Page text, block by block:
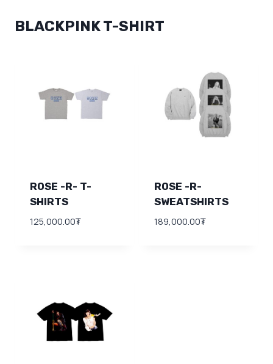
BLACKPINK T-SHIRT
ROSE -R- T-
SHIRTS
125,000.00₮
ROSE -R-
SWEATSHIRTS
189,000.00₮